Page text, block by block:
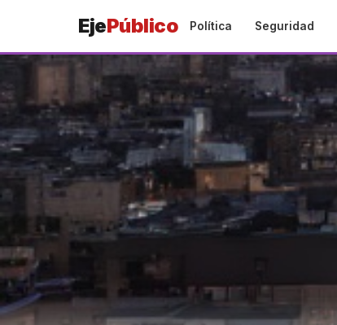
EjePúblico Política Seguridad